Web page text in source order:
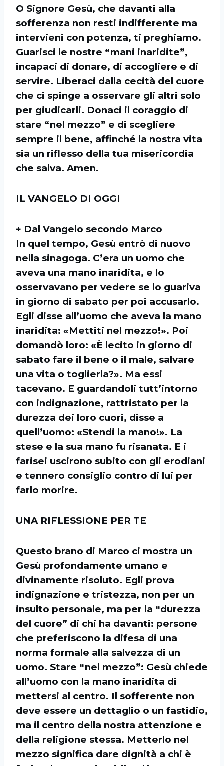
O Signore Gesù, che davanti alla
sofferenza non resti indifferente ma
intervieni con potenza, ti preghiamo.
Guarisci le nostre “mani inaridite”,
incapaci di donare, di accogliere e di
servire. Liberaci dalla cecità del cuore
che ci spinge a osservare gli altri solo
per giudicarli. Donaci il coraggio di
stare “nel mezzo” e di scegliere
sempre il bene, affinché la nostra vita
sia un riflesso della tua misericordia
che salva. Amen.
IL VANGELO DI OGGI
+ Dal Vangelo secondo Marco
In quel tempo, Gesù entrò di nuovo
nella sinagoga. C’era un uomo che
aveva una mano inaridita, e lo
osservavano per vedere se lo guariva
in giorno di sabato per poi accusarlo.
Egli disse all’uomo che aveva la mano
inaridita: «Mettiti nel mezzo!». Poi
domandò loro: «È lecito in giorno di
sabato fare il bene o il male, salvare
una vita o toglierla?». Ma essi
tacevano. E guardandoli tutt’intorno
con indignazione, rattristato per la
durezza dei loro cuori, disse a
quell’uomo: «Stendi la mano!». La
stese e la sua mano fu risanata. E i
farisei uscirono subito con gli erodiani
e tennero consiglio contro di lui per
farlo morire.
UNA RIFLESSIONE PER TE
Questo brano di Marco ci mostra un
Gesù profondamente umano e
divinamente risoluto. Egli prova
indignazione e tristezza, non per un
insulto personale, ma per la “durezza
del cuore” di chi ha davanti: persone
che preferiscono la difesa di una
norma formale alla salvezza di un
uomo. Stare “nel mezzo”: Gesù chiede
all’uomo con la mano inaridita di
mettersi al centro. Il sofferente non
deve essere un dettaglio o un fastidio,
ma il centro della nostra attenzione e
della religione stessa. Metterlo nel
mezzo significa dare dignità a chi è